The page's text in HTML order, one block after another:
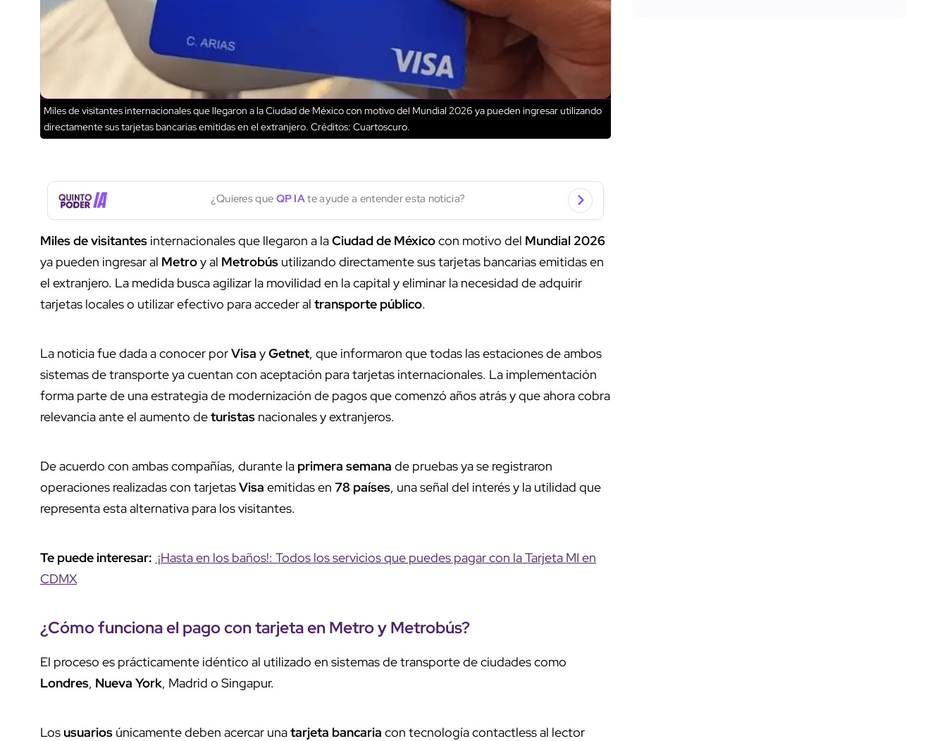
Miles de visitantes internacionales que llegaron a la Ciudad de México con motivo del Mundial 2026 ya pueden ingresar utilizando
directamente sus tarjetas bancarias emitidas en el extranjero. Créditos: Cuartoscuro.
¿Quieres que QP IAte ayude a entender esta noticia?
Miles de visitantes internacionales que llegaron a laCiudad de Méxicocon motivo del Mundial 2026
ya pueden ingresar al Metroy al Metrobús utilizando directamente sus tarjetas bancarias emitidas en
el extranjero. La medida busca agilizar la movilidad en la capital y eliminar la necesidad de adquirir
tarjetas locales o utilizar efectivo para acceder al transporte público.
La noticia fue dada a conocer porVisa yGetnet, que informaron que todas las estaciones de ambos
sistemas de transporte ya cuentan con aceptación para tarjetas internacionales. La implementación
forma parte de una estrategia de modernización de pagos que comenzó años atrás y que ahora cobra
relevancia ante el aumento deturistas nacionales y extranjeros.
De acuerdo con ambas compañías, durante la primera semana de pruebas ya se registraron
operaciones realizadas con tarjetasVisa emitidas en 78 países, una señal del interés y la utilidad que
representa esta alternativa para los visitantes.
Te puede interesar: ¡Hasta en los baños!: Todos los servicios que puedes pagar con la Tarjeta MI en
CDMX
¿Cómo funciona el pago con tarjetaen MetroyMetrobús?
El proceso es prácticamente idéntico al utilizado en sistemas de transporte de ciudades como
Londres, Nueva York, Madrid o Singapur.
Los usuarios únicamente deben acercar unatarjeta bancaria con tecnología contactless al lector